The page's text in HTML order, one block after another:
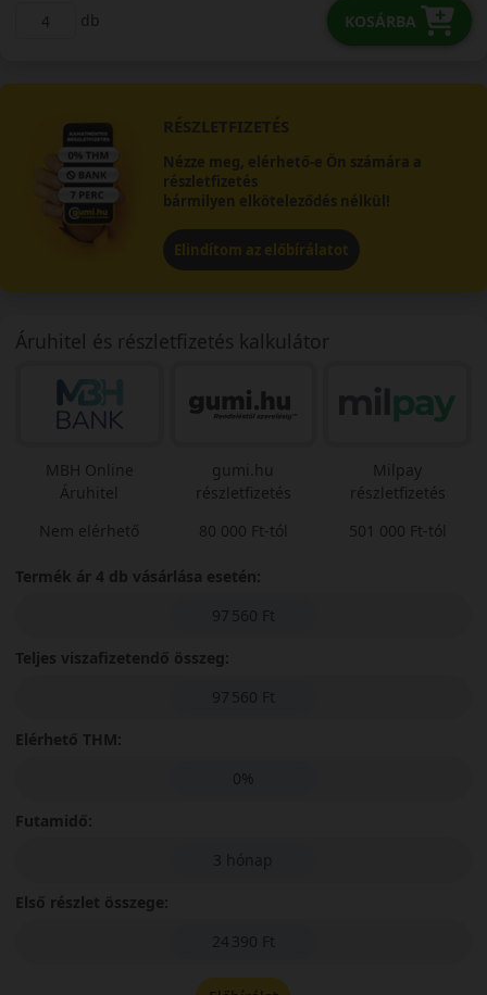
db KOSÁRBA
RÉSZLETFIZETÉS
Nézze meg, elérhető-e Ön számára a
részletfizetés
bármilyen elköteleződés nélkül!
Elindítom az előbírálatot
Áruhitel és részletfizetés kalkulátor
MBH Online
Áruhitel
Nem elérhető
gumi.hu
részletfizetés
80 000 Ft-tól
Milpay
részletfizetés
501 000 Ft-tól
Termék ár 4 db vásárlása esetén:
97 560 Ft
Teljes viszafizetendő összeg:
97 560 Ft
Elérhető THM:
0%
Futamidő:
3 hónap
Első részlet összege:
24 390 Ft